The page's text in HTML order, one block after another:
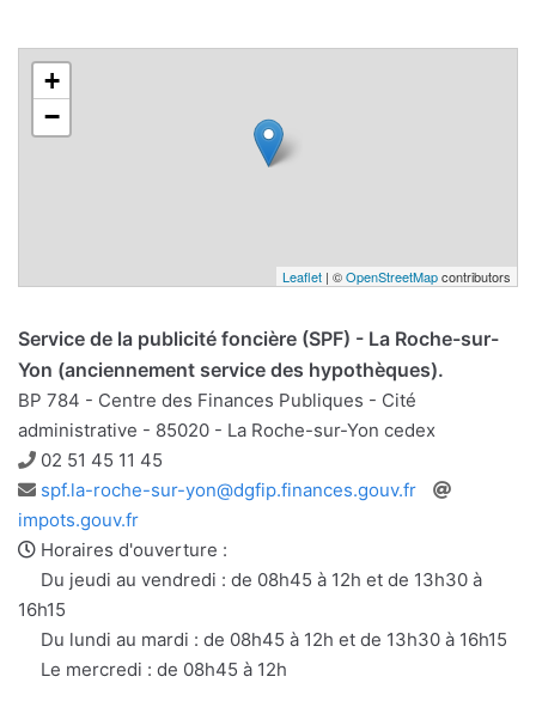
+
−
Leaflet | ©OpenStreetMapcontributors
Service de la publicité foncière (SPF) - La Roche-sur-
Yon (anciennement service des hypothèques).
BP 784 - Centre des Finances Publiques - Cité
administrative - 85020 - La Roche-sur-Yon cedex
Téléphone
02 51 45 11 45
Adresse
e-
mail
spf.la-roche-sur-yon@dgfip.finances.gouv.fr
impots.gouv.fr
Horaires d'ouverture :
Du jeudi au vendredi : de 08h45 à 12h et de 13h30 à
16h15
Du lundi au mardi : de 08h45 à 12h et de 13h30 à 16h15
Le mercredi : de 08h45 à 12h